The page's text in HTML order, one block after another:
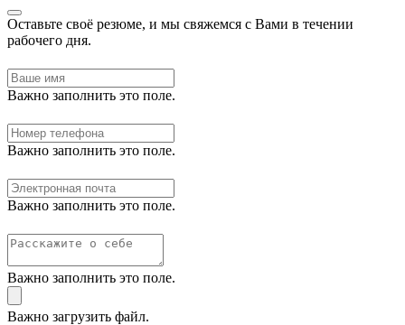
Оставьте своё резюме, и мы свяжемся с Вами в течении
рабочего дня.
Важно заполнить это поле.
Важно заполнить это поле.
Важно заполнить это поле.
Важно заполнить это поле.
Важно загрузить файл.